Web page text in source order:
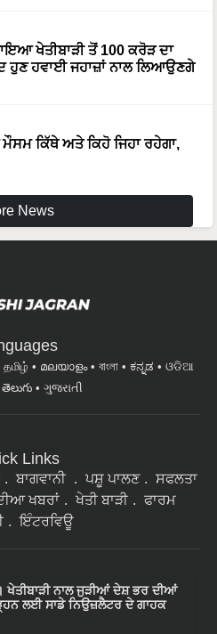
ਖੇਤੀਬਾੜੀ ਤੋਂ 100 ਕਰੋੜ ਦਾ
ਹੁਣ ਹਵਾਈ ਜਹਾਜ਼ਾਂ ਨਾਲ ਲਿਆਉਣਗੇ
ਕਿੱਥੇ ਅਤੇ ਕਿਹੋ ਜਿਹਾ ਰਹੇਗਾ,
News
தமிழ் മലയാളം বাংলা ಕನ್ನಡ
ଓଡିଆ
తెలుగు ગુજરાતી
Links
ਬਾਗਵਾਨੀ ਪਸ਼ੂ ਪਾਲਣ
ਸਫਲਤਾ
ਖਬਰਾਂ ਖੇਤੀ ਬਾੜੀ
ਫਾਰਮ
ਇੰਟਰਵਿਊ
ਨਾਲ ਜੁੜੀਆਂ ਦੇਸ਼ ਭਰ ਦੀਆਂ
ਲਈ ਸਾਡੇ ਨਿਉਜ਼ਲੈਟਰ ਦੇ ਗਾਹਕ